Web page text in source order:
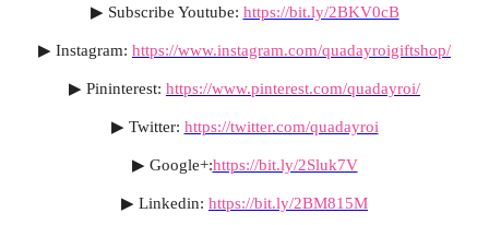
▶ Subscribe Youtube: https://bit.ly/2BKV0cB
▶ Instagram: https://www.instagram.com/quadayroigiftshop/
▶ Pininterest: https://www.pinterest.com/quadayroi/
▶ Twitter: https://twitter.com/quadayroi
▶ Google+:https://bit.ly/2Sluk7V
▶ Linkedin: https://bit.ly/2BM815M